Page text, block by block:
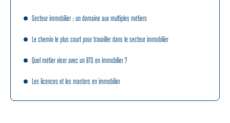
Secteur immobilier : un domaine aux multiples métiers
Le chemin le plus court pour travailler dans le secteur immobilier
Quel métier viser avec un BTS en immobilier ?
Les licences et les masters en immobilier